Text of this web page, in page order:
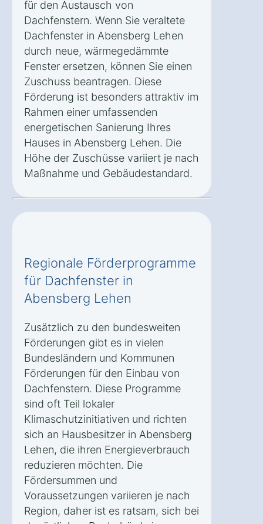
für den Austausch von
Dachfenstern. Wenn Sie veraltete
Dachfenster in Abensberg Lehen
durch neue, wärmegedämmte
Fenster ersetzen, können Sie einen
Zuschuss beantragen. Diese
Förderung ist besonders attraktiv im
Rahmen einer umfassenden
energetischen Sanierung Ihres
Hauses in Abensberg Lehen. Die
Höhe der Zuschüsse variiert je nach
Maßnahme und Gebäudestandard.
Regionale Förderprogramme
für Dachfenster in
Abensberg Lehen
Zusätzlich zu den bundesweiten
Förderungen gibt es in vielen
Bundesländern und Kommunen
Förderungen für den Einbau von
Dachfenstern. Diese Programme
sind oft Teil lokaler
Klimaschutzinitiativen und richten
sich an Hausbesitzer in Abensberg
Lehen, die ihren Energieverbrauch
reduzieren möchten. Die
Fördersummen und
Voraussetzungen variieren je nach
Region, daher ist es ratsam, sich bei